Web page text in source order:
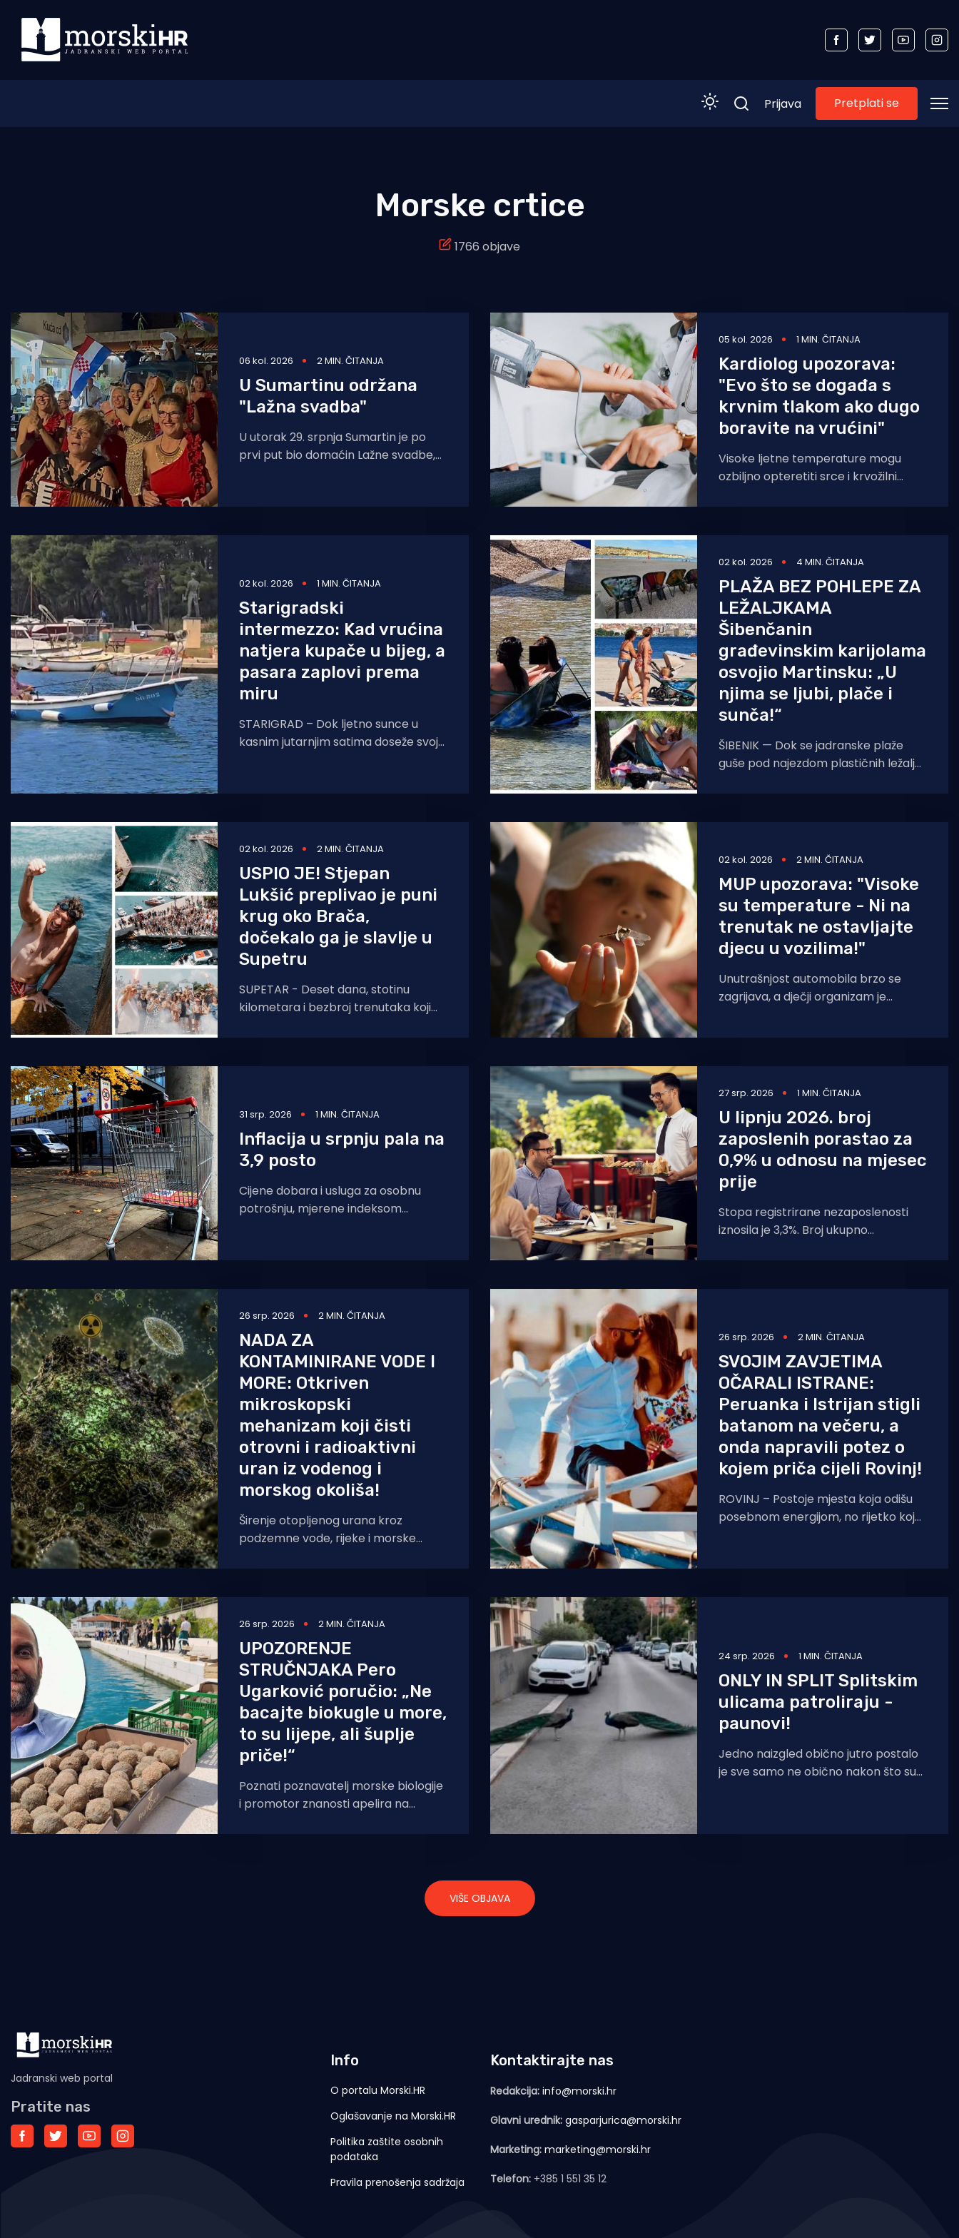
Turizam i nautika
Pomorstvo
Ribolov
Ekologija
Tradicija i kultura
Prijava Pretplati se
Morske crtice
1766 objave
06 kol. 2026 2 MIN. ČITANJA
U Sumartinu održana
"Lažna svadba"
U utorak 29. srpnja Sumartin je po
prvi put bio domaćin Lažne svadbe,
05 kol. 2026 1 MIN. ČITANJA
Kardiolog upozorava:
"Evo što se događa s
krvnim tlakom ako dugo
boravite na vrućini"
Visoke ljetne temperature mogu
ozbiljno opteretiti srce i krvožilni
Nieca Goldberg iz zdravstvenog
02 kol. 2026 1 MIN. ČITANJA
Starigradski
intermezzo: Kad vrućina
natjera kupače u bijeg, a
pasara zaplovi prema
miru
STARIGRAD – Dok ljetno sunce u
kasnim jutarnjim satima doseže svoj
02 kol. 2026 4 MIN. ČITANJA
PLAŽA BEZ POHLEPE ZA
LEŽALJKAMA
Šibenčanin
građevinskim karijolama
osvojio Martinsku: „U
njima se ljubi, plače i
sunča!“
ŠIBENIK — Dok se jadranske plaže
guše pod najezdom plastičnih ležaljki
kupalište Martinska nudi potpuno
02 kol. 2026 2 MIN. ČITANJA
USPIO JE! Stjepan
Lukšić preplivao je puni
krug oko Brača,
dočekalo ga je slavlje u
Supetru
SUPETAR - Deset dana, stotinu
kilometara i bezbroj trenutaka koji
ostvario je ono što
02 kol. 2026 2 MIN. ČITANJA
MUP upozorava: "Visoke
su temperature - Ni na
trenutak ne ostavljajte
djecu u vozilima!"
Unutrašnjost automobila brzo se
zagrijava, a dječji organizam je
31 srp. 2026 1 MIN. ČITANJA
Inflacija u srpnju pala na
3,9 posto
Cijene dobara i usluga za osobnu
potrošnju, mjerene indeksom
27 srp. 2026 1 MIN. ČITANJA
U lipnju 2026. broj
zaposlenih porastao za
0,9% u odnosu na mjesec
prije
Stopa registrirane nezaposlenosti
iznosila je 3,3%. Broj ukupno
lipnju 2026. iznosio je 1 755
26 srp. 2026 2 MIN. ČITANJA
NADA ZA
KONTAMINIRANE VODE I
MORE: Otkriven
mikroskopski
mehanizam koji čisti
otrovni i radioaktivni
uran iz vodenog i
morskog okoliša!
Širenje otopljenog urana kroz
podzemne vode, rijeke i morske
prijetnju vodenim ekosustavima.
26 srp. 2026 2 MIN. ČITANJA
SVOJIM ZAVJETIMA
OČARALI ISTRANE:
Peruanka i Istrijan stigli
batanom na večeru, a
onda napravili potez o
kojem priča cijeli Rovinj!
ROVINJ – Postoje mjesta koja odišu
posebnom energijom, no rijetko koje
26 srp. 2026 2 MIN. ČITANJA
UPOZORENJE
STRUČNJAKA Pero
Ugarković poručio: „Ne
bacajte biokugle u more,
to su lijepe, ali šuplje
priče!“
Poznati poznavatelj morske biologije
i promotor znanosti apelira na
da obustave projekte koji nemaju
24 srp. 2026 1 MIN. ČITANJA
ONLY IN SPLIT Splitskim
ulicama patroliraju -
paunovi!
Jedno naizgled obično jutro postalo
je sve samo ne obično nakon što su
VIŠE OBJAVA
Jadranski web portal
Pratite nas
Info
O portalu Morski.HR
Oglašavanje na Morski.HR
Politika zaštite osobnih
podataka
Pravila prenošenja sadržaja
Kontaktirajte nas
Redakcija: info@morski.hr
Glavni urednik: gasparjurica@morski.hr
Marketing: marketing@morski.hr
Telefon: +385 1 551 35 12